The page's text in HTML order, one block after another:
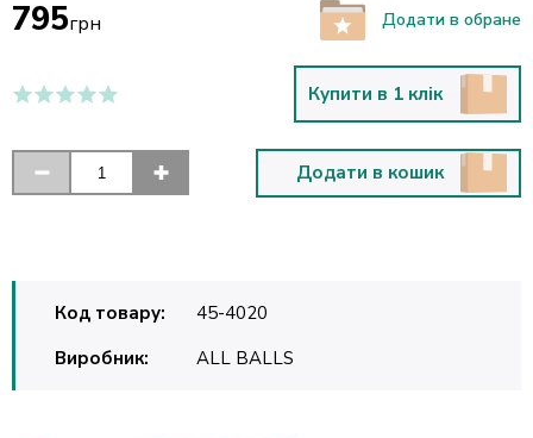
795грн Додати в обране
Купити в 1 клік
Додати в кошик
Код товару:
45-4020
Виробник:
ALL BALLS